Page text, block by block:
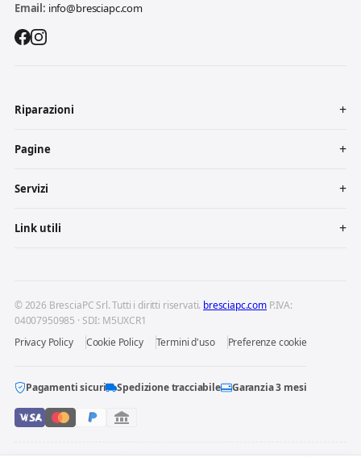
Email: info@bresciapc.com
Riparazioni
Pagine
Servizi
Link utili
© 2026 BresciaPC Srl. Tutti i diritti riservati. bresciapc.com P.IVA:
04007950985 · SDI: M5UXCR1
Privacy Policy
Cookie Policy Termini d'uso Preferenze cookie
Pagamenti sicuri Spedizione tracciabile Garanzia 3 mesi